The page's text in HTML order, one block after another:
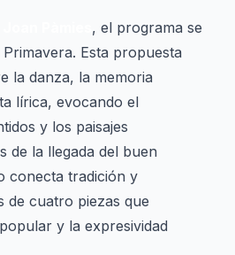
, el programa se
. Esta propuesta
la danza, la memoria
lírica, evocando el
y los paisajes
de la llegada del buen
conecta tradición y
de cuatro piezas que
y la expresividad